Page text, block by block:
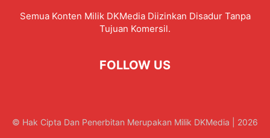
Semua Konten Milik DKMedia Diizinkan Disadur Tanpa
Tujuan Komersil.
FOLLOW US
© Hak Cipta Dan Penerbitan Merupakan Milik DKMedia | 2026